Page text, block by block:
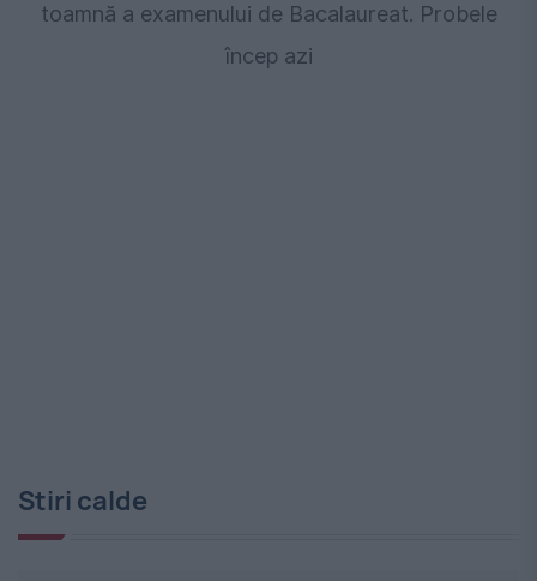
toamnă a examenului de Bacalaureat. Probele
încep azi
Stiri calde